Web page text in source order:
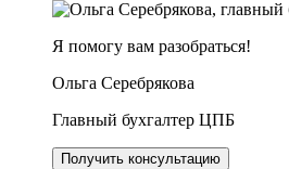
Я помогу вам разобраться!
Ольга Серебрякова
Главный бухгалтер ЦПБ
Получить консультацию